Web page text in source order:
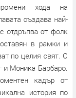
хода на
създава най-
отдръпва от фолк
в рамки и
по целия свят. С
и Моника Барбаро.
кадър от
история по